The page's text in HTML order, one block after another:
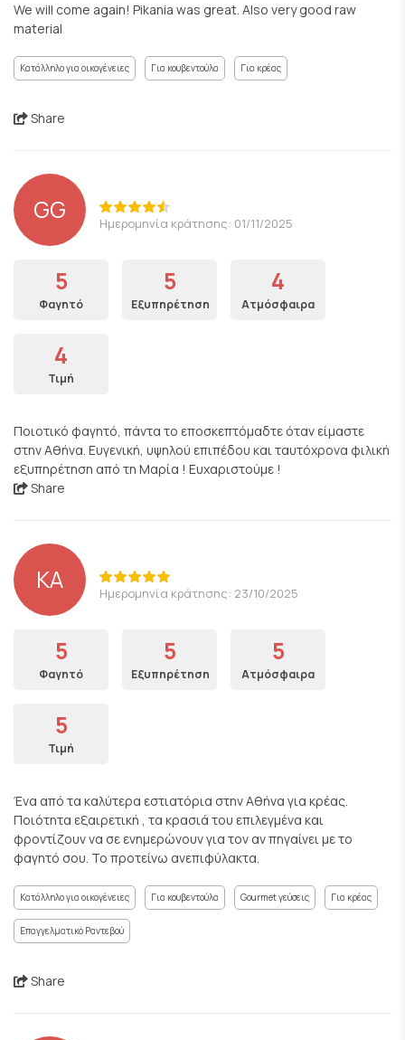
We will come again! Pikania was great. Also very good raw
material
Κατάλληλο για οικογένειες Για κουβεντούλα Για κρέας
Share
GG Ημερομηνία κράτησης: 01/11/2025
5
Φαγητό
5
Εξυπηρέτηση
4
Ατμόσφαιρα
4
Τιμή
Ποιοτικό φαγητό, πάντα το εποσκεπτόμαδτε όταν είμαστε
στην Αθήνα. Ευγενική, υψηλού επιπέδου και ταυτόχρονα φιλική
εξυπηρέτηση από τη Μαρία ! Ευχαριστούμε !
Share
ΚΑ Ημερομηνία κράτησης: 23/10/2025
5
Φαγητό
5
Εξυπηρέτηση
5
Ατμόσφαιρα
5
Τιμή
Ένα από τα καλύτερα εστιατόρια στην Αθήνα για κρέας.
Ποιότητα εξαιρετική , τα κρασιά του επιλεγμένα και
φροντίζουν να σε ενημερώνουν για τον αν πηγαίνει με το
φαγητό σου. Το προτείνω ανεπιφύλακτα.
Κατάλληλο για οικογένειες Για κουβεντούλα Gourmet γεύσεις Για κρέας
Επαγγελματικό Ραντεβού
Share